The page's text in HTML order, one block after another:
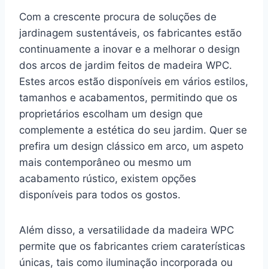
Com a crescente procura de soluções de
jardinagem sustentáveis, os fabricantes estão
continuamente a inovar e a melhorar o design
dos arcos de jardim feitos de madeira WPC.
Estes arcos estão disponíveis em vários estilos,
tamanhos e acabamentos, permitindo que os
proprietários escolham um design que
complemente a estética do seu jardim. Quer se
prefira um design clássico em arco, um aspeto
mais contemporâneo ou mesmo um
acabamento rústico, existem opções
disponíveis para todos os gostos.
Além disso, a versatilidade da madeira WPC
permite que os fabricantes criem caraterísticas
únicas, tais como iluminação incorporada ou